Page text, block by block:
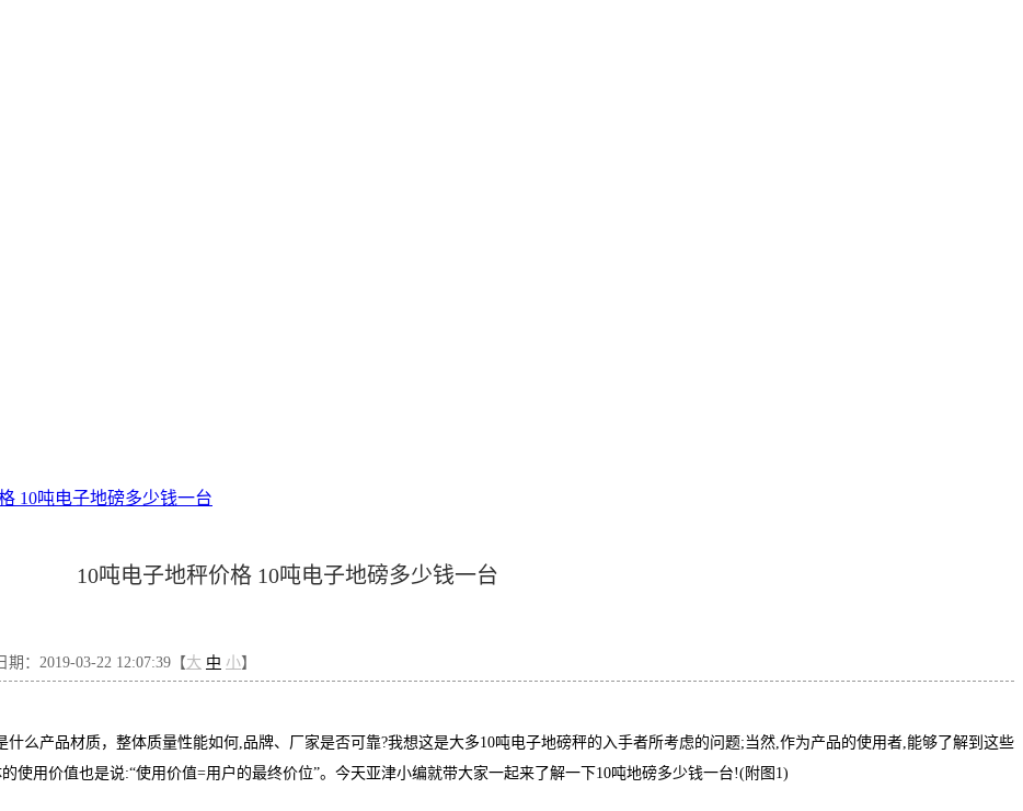
10吨电子地磅多少钱一台
10吨电子地秤价格 10吨电子地磅多少钱一台
期：2019-03-22 12:07:39【大 中 小】
么产品材质，整体质量性能如何,品牌、厂家是否可靠?我想这是大多10吨电子地磅秤的入手者所考虑的问题;当然,作为产品的使用者,能够了解到这些
使用价值也是说:“使用价值=用户的最终价位”。今天亚津小编就带大家一起来了解一下10吨地磅多少钱一台!(附图1)